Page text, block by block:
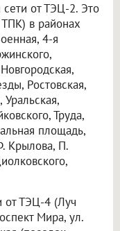
от ТЭЦ-2. Это
в районах
4-я
Ростовская,
Труда,
площадь,
Крылова, П.
от ТЭЦ-4 (Луч
Мира, ул.